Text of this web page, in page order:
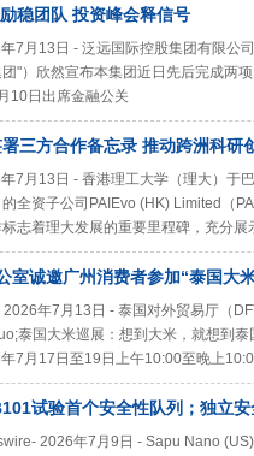
稳团队 投资峰会释信号
7月13日 - 泛远国际控股集团有限公
"）欣然宣布本集团近日先后完成两
10日出席金融公关
三方合作备忘录 推动跨洲科研
7月13日 - 香港理工大学（理大）于
全资子公司PAIEvo (HK) Limited（
志着理大发展的重要里程碑，充分展
室诚邀广州消费者参加“泰国大
年7月13日 - 泰国对外贸易厅（
泰国大米巡展：想到大米，就想到
7月17日至19日上午10:00至晚上
试验首个安全性队列；独立
2026年7月9日 - Sapu Nano